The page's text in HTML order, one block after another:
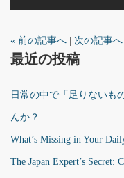
« 前の記事へ | 次の記事へ
最近の投稿
日常の中で「足りないも
んか？
What’s Missing in Your
The Japan Expert’s Secret: